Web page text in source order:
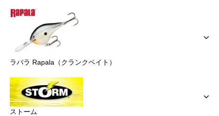
ラパラ Rapala（クランクベイト）
ストーム